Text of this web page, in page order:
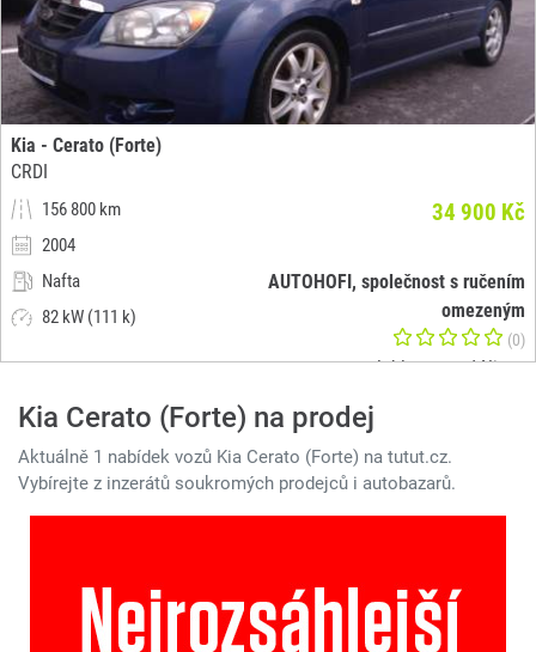
Kia - Cerato (Forte)
CRDI
156 800 km
2004
Nafta
82 kW (111 k)
34 900 Kč
AUTOHOFI, společnost s ručením
omezeným
(0)
Jablonec nad Nisou
Kia Cerato (Forte) na prodej
Aktuálně 1 nabídek vozů Kia Cerato (Forte) na tutut.cz.
Vybírejte z inzerátů soukromých prodejců i autobazarů.